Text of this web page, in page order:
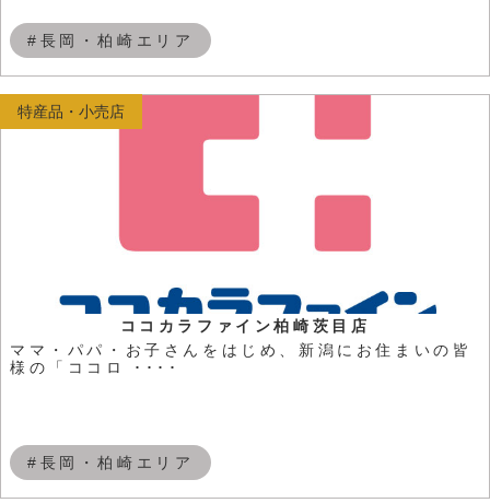
#長岡・柏崎エリア
ココカラファイン柏崎茨目店
ママ・パパ・お子さんをはじめ、新潟にお住まいの皆
様の「ココロ ････
#長岡・柏崎エリア
特産品・小売店